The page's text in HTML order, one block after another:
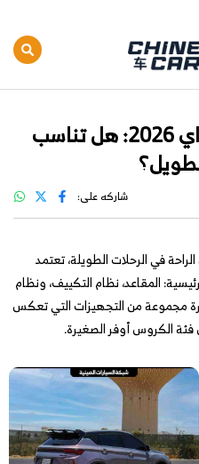
الراحة في جيلي كولراي 2026: هل تناسب
شاركه على:
في الرحلات الطويلة، تعتمد
المقاعد، نظام التكييف، ونظام
مجموعة من التجهيزات التي تعكس
الكروس أوفر الصغيرة.